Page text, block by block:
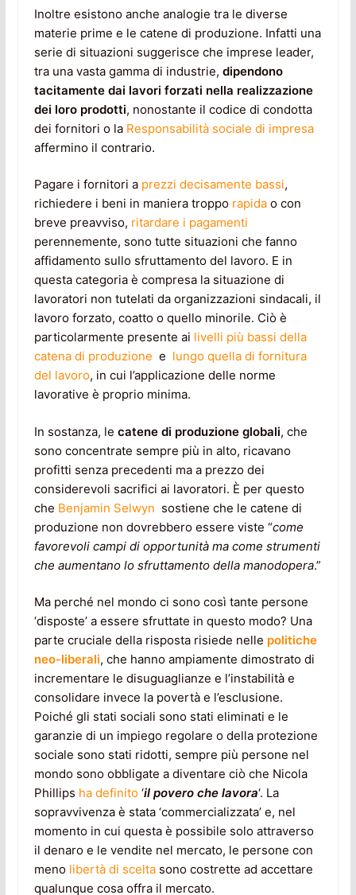
Inoltre esistono anche analogie tra le diverse
materie prime e le catene di produzione. Infatti una
serie di situazioni suggerisce che imprese leader,
tra una vasta gamma di industrie, dipendono
tacitamente dai lavori forzati nella realizzazione
dei loro prodotti, nonostante il codice di condotta
dei fornitori o la Responsabilità sociale di impresa
affermino il contrario.
Pagare i fornitori a prezzi decisamente bassi,
richiedere i beni in maniera troppo rapidao con
breve preavviso, ritardare i pagamenti
perennemente, sono tutte situazioni che fanno
affidamento sullo sfruttamento del lavoro. E in
questa categoria è compresa la situazione di
lavoratori non tutelati da organizzazioni sindacali, il
lavoro forzato, coatto o quello minorile. Ciò è
particolarmente presente ai livelli più bassi della
catena di produzione e lungo quella di fornitura
del lavoro, in cui l’applicazione delle norme
lavorative è proprio minima.
In sostanza, le catene di produzione globali, che
sono concentrate sempre più in alto, ricavano
profitti senza precedenti ma a prezzo dei
considerevoli sacrifici ai lavoratori. È per questo
che Benjamin Selwyn sostiene che le catene di
produzione non dovrebbero essere viste “come
favorevoli campi di opportunità ma come strumenti
che aumentano lo sfruttamento della manodopera.”
Ma perché nel mondo ci sono così tante persone
‘disposte’ a essere sfruttate in questo modo? Una
parte cruciale della risposta risiede nelle politiche
neo-liberali, che hanno ampiamente dimostrato di
incrementare le disuguaglianze e l’instabilità e
consolidare invece la povertà e l’esclusione.
Poiché gli stati sociali sono stati eliminati e le
garanzie di un impiego regolare o della protezione
sociale sono stati ridotti, sempre più persone nel
mondo sono obbligate a diventare ciò che Nicola
Phillips ha definito‘il povero che lavora‘. La
sopravvivenza è stata ‘commercializzata’ e, nel
momento in cui questa è possibile solo attraverso
il denaro e le vendite nel mercato, le persone con
meno libertà di sceltasono costrette ad accettare
qualunque cosa offra il mercato.